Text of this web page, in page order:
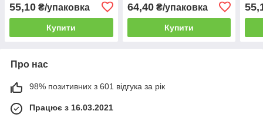
55,10 ₴/упаковка
Купити
уп./ящик) для холодних і
гарячих напоїв на виніс
64,40₴/упаковка
Купити
Про нас
98% позитивних з 601 відгука за рік
Працює з 16.03.2021